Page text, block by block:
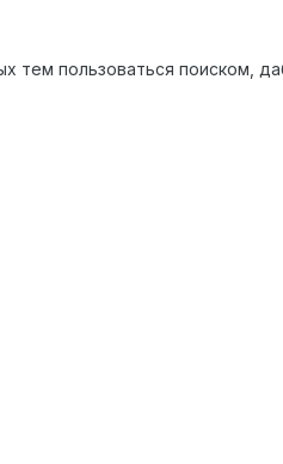
тем пользоваться поиском,